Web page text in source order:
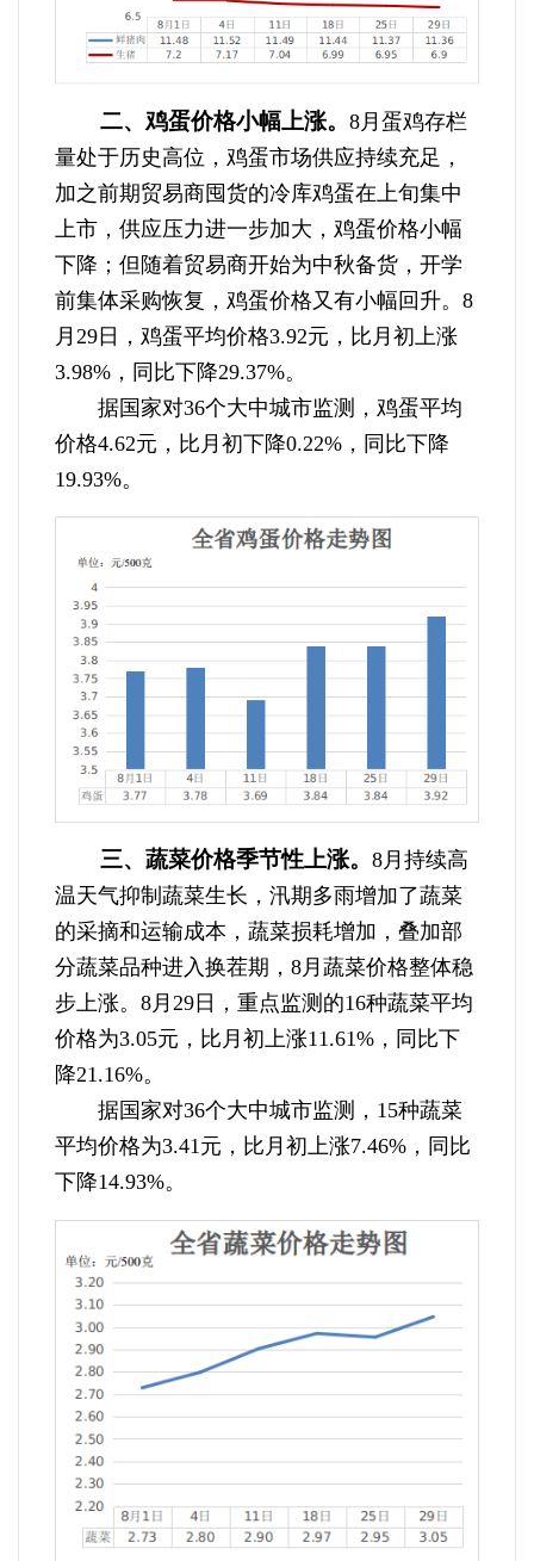
二、鸡蛋价格小幅上涨。 8月蛋鸡存栏
量处于历史高位，鸡蛋市场供应持续充足，
加之前期贸易商囤货的冷库鸡蛋在上旬集中
上市，供应压力进一步加大，鸡蛋价格小幅
下降；但随着贸易商开始为中秋备货，开学
前集体采购恢复，鸡蛋价格又有小幅回升。8
月29日，鸡蛋平均价格3.92元，比月初上涨
3.98%，同比下降29.37%。
据国家对36个大中城市监测，鸡蛋平均
价格4.62元，比月初下降0.22%，同比下降
19.93%。
三、蔬菜价格季节性上涨。 8月持续高
温天气抑制蔬菜生长，汛期多雨增加了蔬菜
的采摘和运输成本，蔬菜损耗增加，叠加部
分蔬菜品种进入换茬期，8月蔬菜价格整体稳
步上涨。8月29日，重点监测的16种蔬菜平均
价格为3.05元，比月初上涨11.61%，同比下
降21.16%。
据国家对36个大中城市监测，15种蔬菜
平均价格为3.41元，比月初上涨7.46%，同比
下降14.93%。